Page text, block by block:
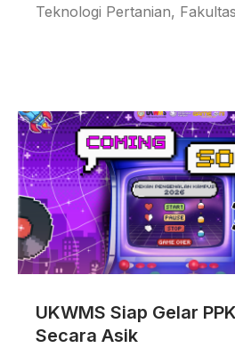
Teknologi Pertanian,
UKWMS Siap Gelar
Secara Asik